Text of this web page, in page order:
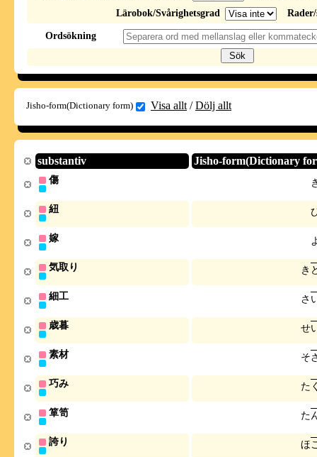
Lärobok/Svårighetsgrad
Ordsökning
Jisho-form(Dictionary form) Visa allt /Dölj allt
substantiv Jisho-form(Dictionary
傷
紐
嫁
気取り き
細工 さ
歳暮 せ
素材 そ
巧み た
箪笥 た
誇り ほ